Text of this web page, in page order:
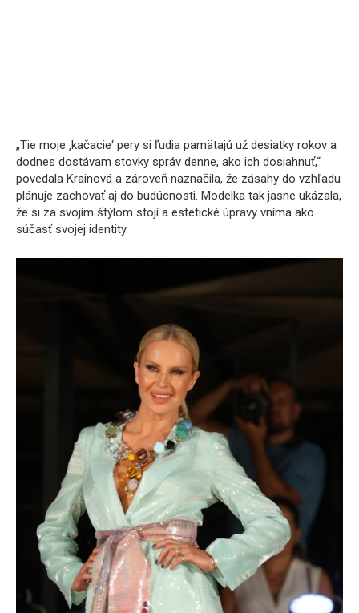
„Tie moje ‚kačacie‘ pery si ľudia pamätajú už desiatky rokov a
dodnes dostávam stovky správ denne, ako ich dosiahnuť,“
povedala Krainová a zároveň naznačila, že zásahy do vzhľadu
plánuje zachovať aj do budúcnosti. Modelka tak jasne ukázala,
že si za svojím štýlom stojí a estetické úpravy vníma ako
súčasť svojej identity.